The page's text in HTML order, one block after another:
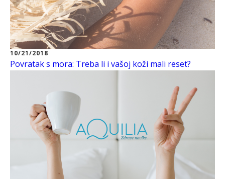
10/21/2018
Povratak s mora: Treba li i vašoj koži mali reset?